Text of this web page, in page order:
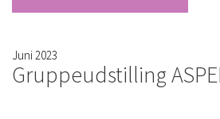
Juni 2023
Gruppeudstilling